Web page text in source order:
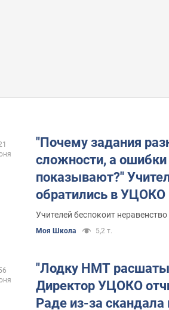
"Почему задания
сложности, а ошибки
показывают?"
обратились в УЦОКО
НМТ 2026:
за границу
Учителей беспокоит
Моя Школа 5,2 т.
"Лодку НМТ
Директор УЦОКО
Раде из-за скандала